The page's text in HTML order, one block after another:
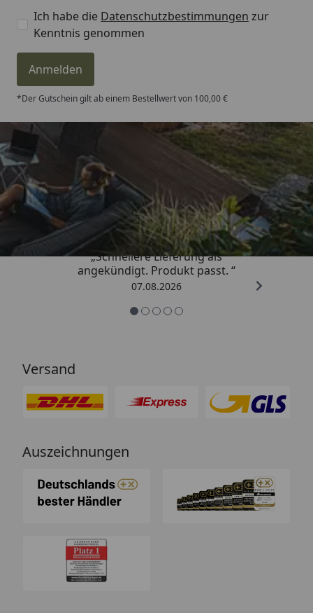
Ich habe die Datenschutzbestimmungen zur
Kenntnis genommen
Anmelden
*Der Gutschein gilt ab einem Bestellwert von 100,00 €
Trusted Shops
4,81/ 5
„Schnellere Lieferung als
angekündigt. Produkt passt. “
07.08.2026
Versand
Auszeichnungen